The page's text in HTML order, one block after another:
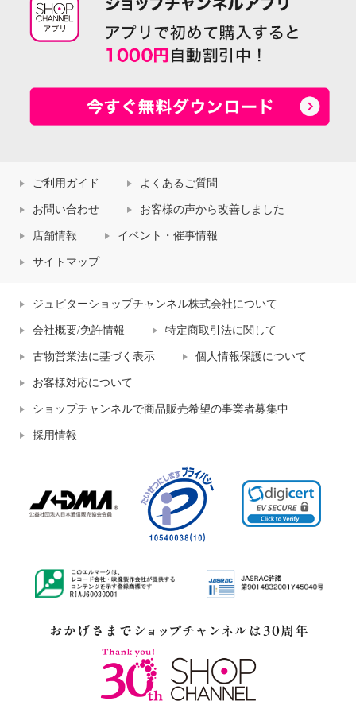
ご利用ガイド よくあるご質問
お問い合わせ お客様の声から改善しました
店舗情報 イベント・催事情報
サイトマップ
ジュピターショップチャンネル株式会社について
会社概要/免許情報 特定商取引法に関して
古物営業法に基づく表示 個人情報保護について
お客様対応について
ショップチャンネルで商品販売希望の事業者募集中
採用情報